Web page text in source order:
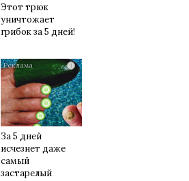
Этот трюк
уничтожает
грибок за 5 дней!
i
За 5 дней
исчезнет даже
самый
застарелый